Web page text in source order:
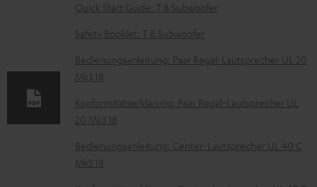
t
e
z
u
m
H
e
r
Quick Start Guide: T 8 Subwoofer
Safety Booklet: T 8 Subwoofer
Bedienungsanleitung: Paar Regal-Lautsprecher UL 20
Mk3 18
Konformitätserklärung: Paar Regal-Lautsprecher UL
20 Mk3 18
Bedienungsanleitung: Center-Lautsprecher UL 40 C
Mk3 18